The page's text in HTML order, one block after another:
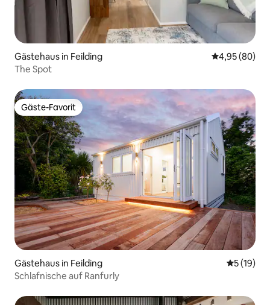
Gästehaus in Feilding
4,95 (80)
The Spot
Gäste-Favorit
Gäste-Favorit
Gästehaus in Feilding
5 (19)
Schlafnische auf Ranfurly